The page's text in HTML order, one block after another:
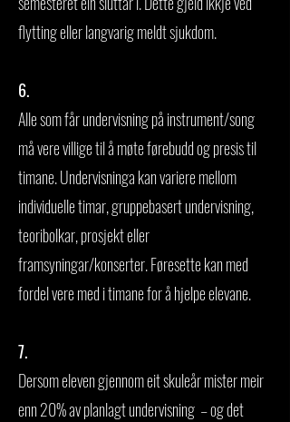
flytting eller langvarig meldt sjukdom.
6.
Alle som får undervisning på instrument/song
må vere villige til å møte førebudd og presis til
timane. Undervisninga kan variere mellom
individuelle timar, gruppebasert undervisning,
teoribolkar, prosjekt eller
framsyningar/konserter. Føresette kan med
fordel vere med i timane for å hjelpe elevane.
7.
Dersom eleven gjennom eit skuleår mister meir
enn 20% av planlagt undervisning – og det